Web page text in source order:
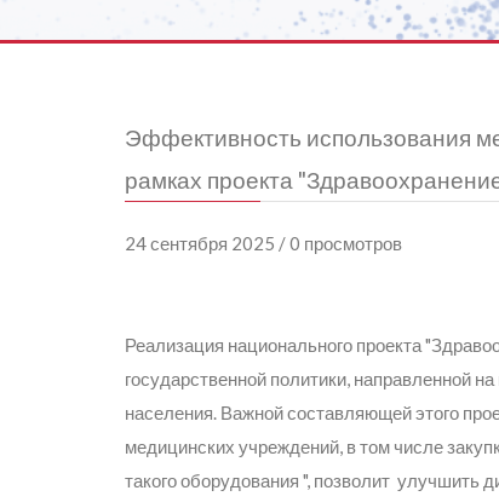
Эффективность использования
рамках проекта
24 сентября 2025 / 0 просмотров
Реализация национального проекта
государственной политики, направленной
населения. Важной составляющей этого
медицинских учреждений, в том числе
такого оборудования ", позволит улучшить